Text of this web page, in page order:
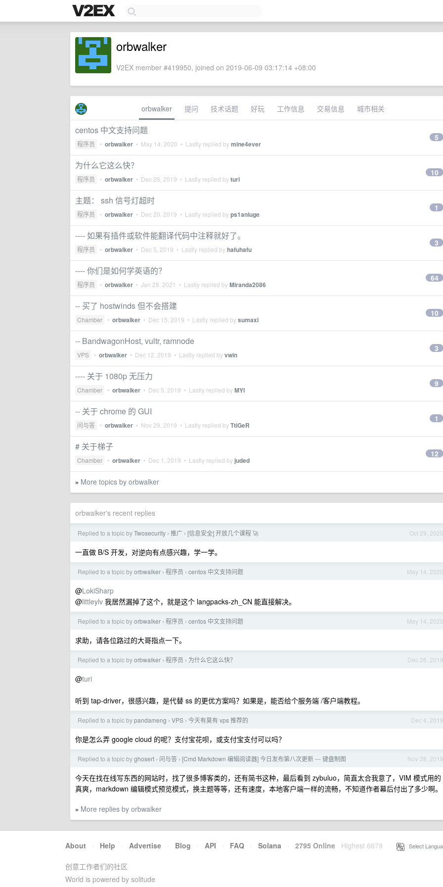
orbwalker
V2EX member #419950, joined on 2019-06-09 03:17:14 +08:00
orbwalker 提问 技术话题 好玩 工作信息 交易信息 城市相关
centos 中文支持问题
程序员 • orbwalker • May 14, 2020 • Lastly replied bymine4ever
5
为什么它这么快？
程序员 • orbwalker • Dec 26, 2019 • Lastly replied byturi
10
主题： ssh 信号灯超时
程序员 • orbwalker • Dec 20, 2019 • Lastly replied byps1aniuge
1
---- 如果有插件或软件能翻译代码中注释就好了。
程序员 • orbwalker • Dec 5, 2019 • Lastly replied byhafuhafu
3
---- 你们是如何学英语的？
程序员 • orbwalker • Jan 28, 2021 • Lastly replied byMiranda2086
64
-- 买了 hostwinds 但不会搭建
Chamber • orbwalker • Dec 15, 2019 • Lastly replied bysumaxi
10
-- BandwagonHost, vultr, ramnode
VPS • orbwalker • Dec 12, 2019 • Lastly replied byvwin
3
---- 关于 1080p 无压力
Chamber • orbwalker • Dec 5, 2019 • Lastly replied byMYI
9
-- 关于 chrome 的 GUI
问与答 • orbwalker • Nov 29, 2019 • Lastly replied byTtiGeR
1
# 关于梯子
Chamber • orbwalker • Dec 1, 2019 • Lastly replied by juded
12
» More topics by orbwalker
orbwalker's recent replies
Oct 29, 2020
Replied to a topic byTwosecurity › 推广 › [信息安全] 开放几个课程 🚀
一直做 B/S 开发，对逆向有点感兴趣，学一学。
May 14, 2020
Replied to a topic byorbwalker › 程序员 › centos 中文支持问题
@LokiSharp
@littleylv 我居然漏掉了这个，就是这个 langpacks-zh_CN 能直接解决。
May 14, 2020
Replied to a topic byorbwalker › 程序员 › centos 中文支持问题
求助，请各位路过的大哥指点一下。
Dec 26, 2019
Replied to a topic byorbwalker › 程序员 › 为什么它这么快？
@turi
听到 tap-driver，很感兴趣，是代替 ss 的更优方案吗？如果是，能否给个服务端 /客户端教程。
Dec 4, 2019
Replied to a topic bypandameng › VPS › 今天有莫有 vps 推荐的
你是怎么弄 google cloud 的呢？支付宝花呗，或支付宝支付可以吗？
Nov 28, 2019
Replied to a topic byghosert › 问与答 › [Cmd Markdown 编辑阅读器] 今日发布第八次更新 --- 键盘制图
今天在找在线写东西的网站时，找了很多博客类的，还有简书这种，最后看到 zybuluo，简直太合我意了，VIM 模式用的
真爽，markdown 编辑模式预览模式，换主题等等，还有速度，本地客户端一样的流畅，不知道作者幕后付出了多少啊。
» More replies by orbwalker
About · Help · Advertise · Blog · API · FAQ · Solana · 2795 Online Highest 6679 Select
创意工作者们的社区
World is powered by solitude